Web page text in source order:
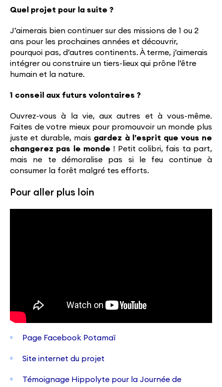
Quel projet pour la suite ?
J’aimerais bien continuer sur des missions de 1 ou 2
ans pour les prochaines années et découvrir,
pourquoi pas, d’autres continents. À terme, j’aimerais
intégrer ou construire un tiers-lieux qui prône l’être
humain et la nature.
1 conseil aux futurs volontaires ?
Ouvrez-vous à la vie, aux autres et à vous-même.
Faites de votre mieux pour promouvoir un monde plus
juste et durable, mais gardez à l’esprit que vous ne
changerez pas le monde ! Petit colibri, fais ta part,
mais ne te démoralise pas si le feu continue à
consumer la forêt malgré tes efforts.
Pour aller plus loin
Page Facebook Potamaï
Site internet du projet
Témoignage Hippolyte pour la Journée de